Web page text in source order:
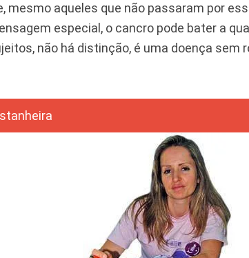
mesmo aqueles que não passaram por
especial, o cancro pode bater a
não há distinção, é uma doença sem